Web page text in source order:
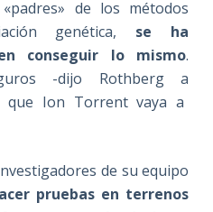
de los métodos
genética, se ha
conseguir lo mismo.
-dijo Rothberg a
que Ion Torrent vaya a
de su equipo
pruebas en terrenos